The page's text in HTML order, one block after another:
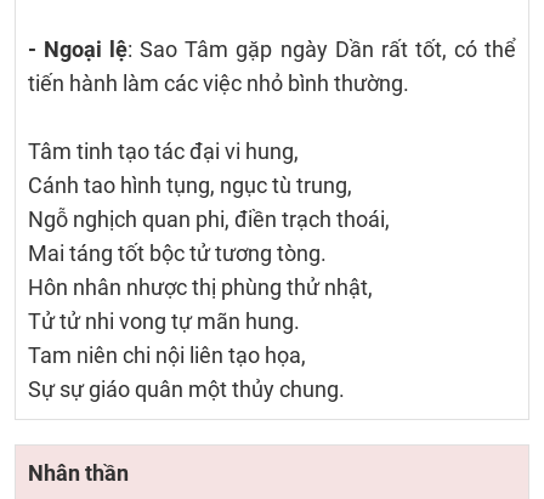
- Ngoại lệ: Sao Tâm gặp ngày Dần rất tốt, có thể
tiến hành làm các việc nhỏ bình thường.
Tâm tinh tạo tác đại vi hung,
Cánh tao hình tụng, ngục tù trung,
Ngỗ nghịch quan phi, điền trạch thoái,
Mai táng tốt bộc tử tương tòng.
Hôn nhân nhược thị phùng thử nhật,
Tử tử nhi vong tự mãn hung.
Tam niên chi nội liên tạo họa,
Sự sự giáo quân một thủy chung.
Nhân thần